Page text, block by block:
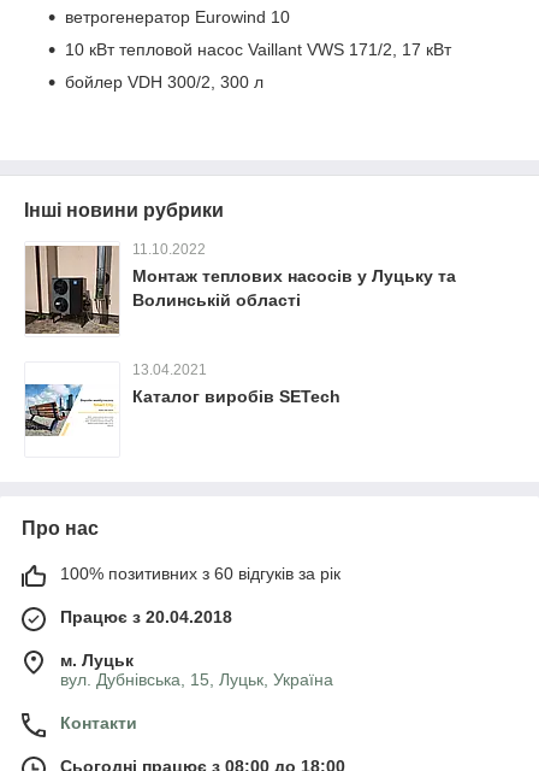
ветрогенератор Eurowind 10
10 кВт тепловой насос Vaillant VWS 171/2, 17 кВт
бойлер VDH 300/2, 300 л
Інші новини рубрики
11.10.2022
Монтаж теплових насосів у Луцьку та
Волинській області
13.04.2021
Каталог виробів SETech
Про нас
100% позитивних з 60 відгуків за рік
Працює з 20.04.2018
м. Луцьк
вул. Дубнівська, 15, Луцьк, Україна
Контакти
Сьогодні працює з 08:00 до 18:00